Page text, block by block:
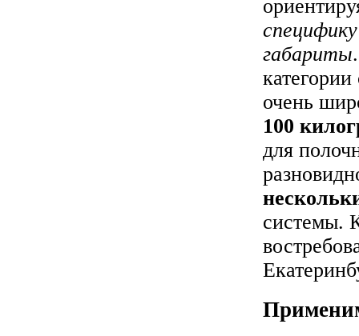
габариты
очень
100
для
системы.